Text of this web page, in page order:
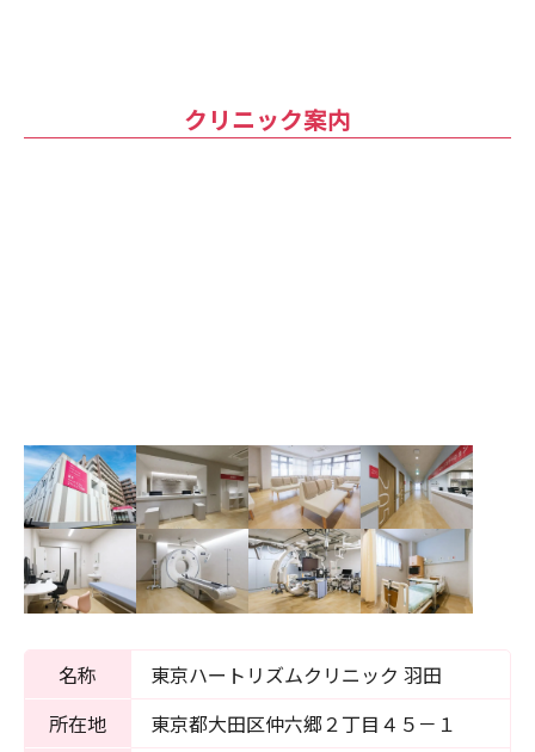
クリニック案内
名称
東京ハートリズムクリニック 羽田
所在地
東京都大田区仲六郷２丁目４５－１